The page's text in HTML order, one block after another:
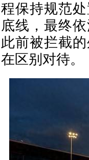
程保持规范
底线，最终
此前被拦截
在区别对待。